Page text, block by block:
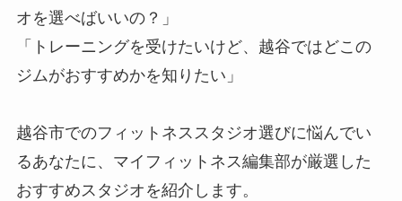
オを選べばいいの？」
「トレーニングを受けたいけど、越谷ではどこの
ジムがおすすめかを知りたい」
越谷市でのフィットネススタジオ選びに悩んでい
るあなたに、マイフィットネス編集部が厳選した
おすすめスタジオを紹介します。